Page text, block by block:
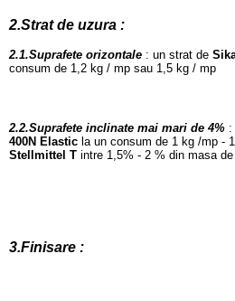
2.Strat de uzura :
2.1.Suprafete orizontale : un strat de
consum de 1,2 kg / mp sau 1,5 kg / mp
2.2.Suprafete inclinate mai mari de 4% :
400N Elastic la un consum de 1 kg /mp -
Stellmittel T intre 1,5% - 2 % din masa
3.Finisare :